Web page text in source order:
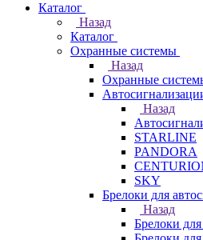
Каталог
Назад
Каталог
Охранные системы
Назад
Охранные
Назад
STARLINE
PANDORA
SKY
Брелоки для
Назад
Брелоки